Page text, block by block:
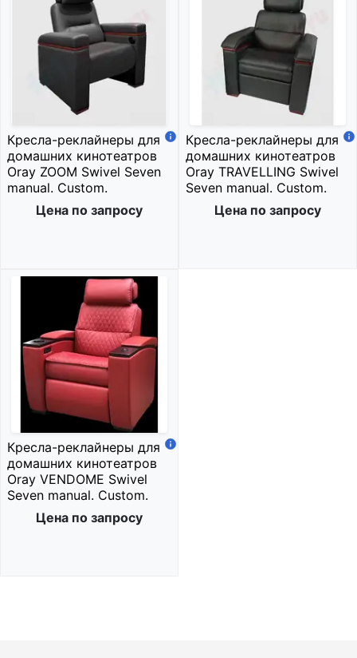
Кресла-реклайнеры для
домашних кинотеатров
Oray ZOOM Swivel Seven
manual. Custom.
Цена по запросу
Кресла-реклайнеры для
домашних кинотеатров
Oray TRAVELLING Swivel
Seven manual. Custom.
Цена по запросу
Кресла-реклайнеры для
домашних кинотеатров
Oray VENDOME Swivel
Seven manual. Custom.
Цена по запросу